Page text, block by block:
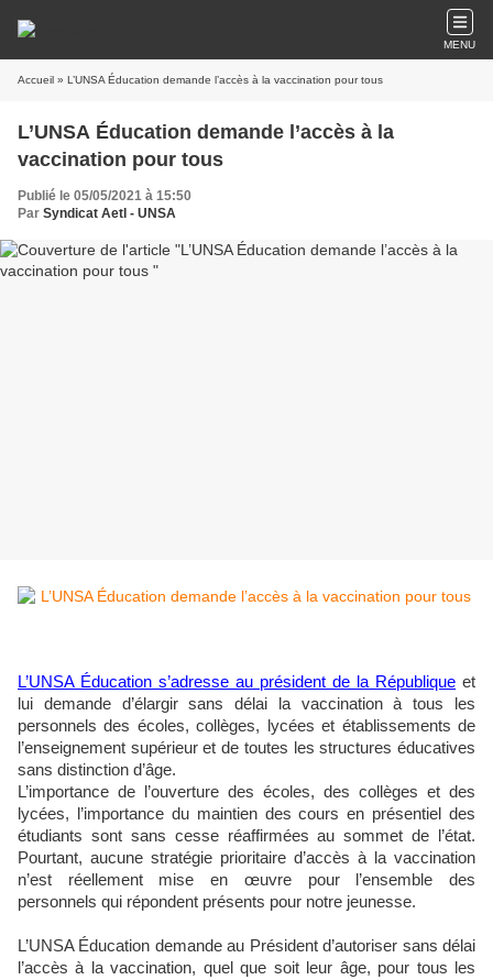
MENU
Accueil » L’UNSA Éducation demande l’accès à la vaccination pour tous
L’UNSA Éducation demande l’accès à la
vaccination pour tous
Publié le 05/05/2021 à 15:50
Par Syndicat AetI - UNSA
L’UNSA Éducation s’adresse au président de la République et
lui demande d’élargir sans délai la vaccination à tous les
personnels des écoles, collèges, lycées et établissements de
l’enseignement supérieur et de toutes les structures éducatives
sans distinction d’âge.
L’importance de l’ouverture des écoles, des collèges et des
lycées, l’importance du maintien des cours en présentiel des
étudiants sont sans cesse réaffirmées au sommet de l’état.
Pourtant, aucune stratégie prioritaire d’accès à la vaccination
n’est réellement mise en œuvre pour l’ensemble des
personnels qui répondent présents pour notre jeunesse.
L’UNSA Éducation demande au Président d’autoriser sans délai
l’accès à la vaccination, quel que soit leur âge, pour tous les